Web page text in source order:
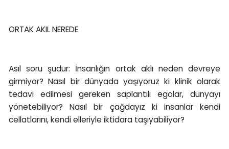
ORTAK AKIL NEREDE
Asıl soru şudur: İnsanlığın ortak aklı neden devreye
girmiyor? Nasıl bir dünyada yaşıyoruz ki klinik olarak
tedavi edilmesi gereken saplantılı egolar, dünyayı
yönetebiliyor? Nasıl bir çağdayız ki insanlar kendi
cellatlarını, kendi elleriyle iktidara taşıyabiliyor?